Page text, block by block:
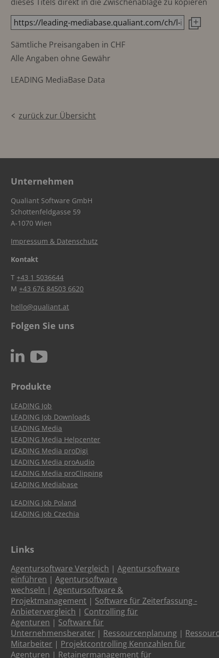
Sämtliche Preisangaben in CHF
Alle Angaben ohne Gewähr
LEADING MediaBase Data
zurück zur Übersicht
Unternehmen
Qualiant Software GmbH
Schottenfeldgasse 59
A-1070 Wien
Impressum & Datenschutz
Kontakt
T+43 1 5036644
M+43 676 84503 6620
hello@qualiant.at
Folgen Sie uns
N c
Produkte
LEADING Job
LEADING Job Downloads
LEADING Media
LEADING Media Helpcenter
LEADING Media proDigi
LEADING Media proAudio
LEADING Media proClipping
LEADING Mediabase
LEADING Job Poland
LEADING Job Czechia
Links
Agentursoftware Vergleich |Agentursoftware
einführen |Agentursoftware
wechseln |Agentursoftware &
Projektmanagement | Software für Zeiterfassung -
Anbietervergleich | Controlling für
Agenturen | Software für
Unternehmensberater | Ressourcenplanung |
Mitarbeiter | Projektcontrolling Kennzahlen für
Agenturen | Retainermanagement für